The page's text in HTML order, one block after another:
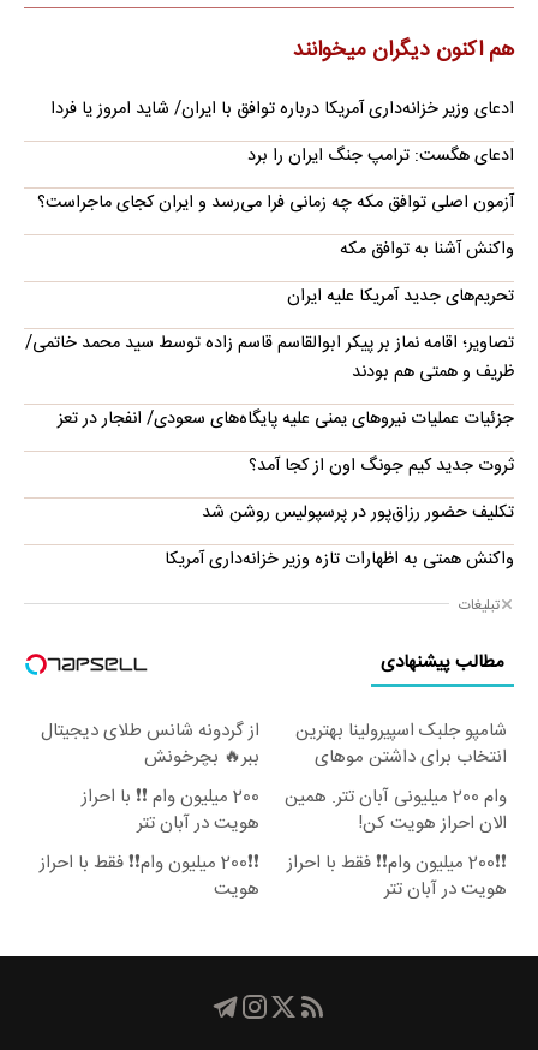
هم اکنون دیگران میخوانند
ادعای وزیر خزانه‌داری آمریکا درباره توافق با ایران/ شاید امروز یا فردا
ادعای هگست: ترامپ جنگ ایران را برد
آزمون اصلی توافق مکه چه زمانی فرا می‌رسد و ایران کجای ماجراست؟
واکنش آشنا به توافق مکه
تحریم‌های جدید آمریکا علیه ایران
تصاویر؛ اقامه نماز بر پیکر ابوالقاسم قاسم زاده توسط سید محمد خاتمی/
ظریف و همتی هم بودند
جزئیات عملیات نیروهای یمنی علیه پایگاه‌های سعودی/ انفجار در تعز
ثروت جدید کیم جونگ اون از کجا آمد؟
تکلیف حضور رزاق‌پور در پرسپولیس روشن شد
واکنش همتی به اظهارات تازه وزیر خزانه‌داری آمریکا
تبلیغات
مطالب پیشنهادی
شامپو جلبک اسپیرولینا بهترین
انتخاب برای داشتن موهای
پرپشت
از گردونه شانس طلای دیجیتال
ببر🔥 بچرخونش
وام 200 میلیونی آبان تتر. همین
الان احراز هویت کن!
200 میلیون وام ❗❗ با احراز
هویت در آبان تتر
❗❗200 میلیون وام❗❗ فقط با احراز
هویت در آبان تتر
❗❗200 میلیون وام❗❗ فقط با احراز
هویت